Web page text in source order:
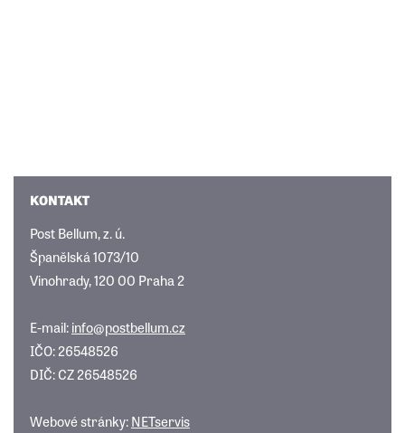
KONTAKT
Post Bellum, z. ú.
Španělská 1073/10
Vinohrady, 120 00 Praha 2
E-mail:info@postbellum.cz
IČO: 26548526
DIČ: CZ 26548526
Webové stránky:NETservis